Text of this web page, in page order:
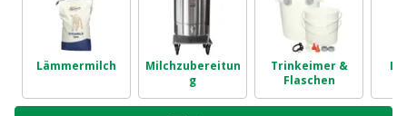
Lämmermilch
Milchzubereitun
g
Trinkeimer &
Flaschen